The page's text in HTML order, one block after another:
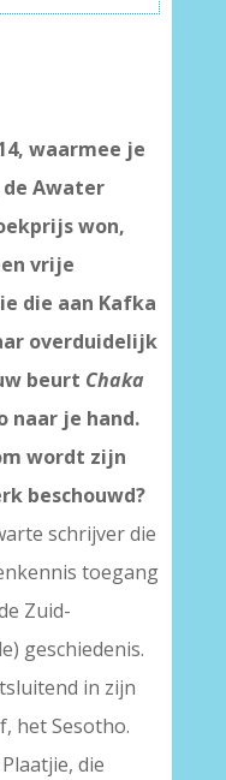
waarmee je
Awater
won,
vrije
die aan Kafka
overduidelijk
beurt Chaka
naar je hand.
wordt zijn
beschouwd?
schrijver die
toegang
Zuid-
geschiedenis.
in zijn
het Sesotho.
die